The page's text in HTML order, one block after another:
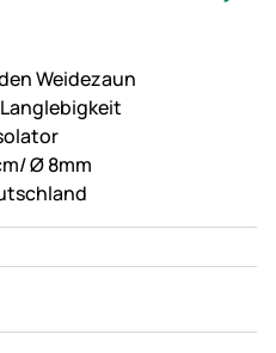
Weidezaun
Ø 8mm